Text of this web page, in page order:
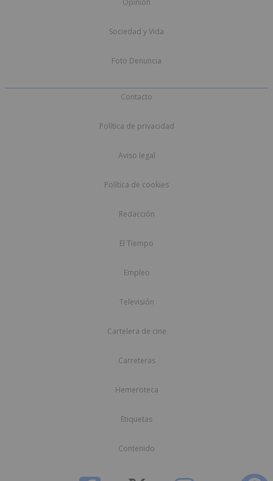
Opinión
Sociedad y Vida
Foto Denuncia
Contacto
Política de privacidad
Aviso legal
Política de cookies
Redacción
El Tiempo
Empleo
Televisión
Cartelera de cine
Carreteras
Hemeroteca
Etiquetas
Contenido